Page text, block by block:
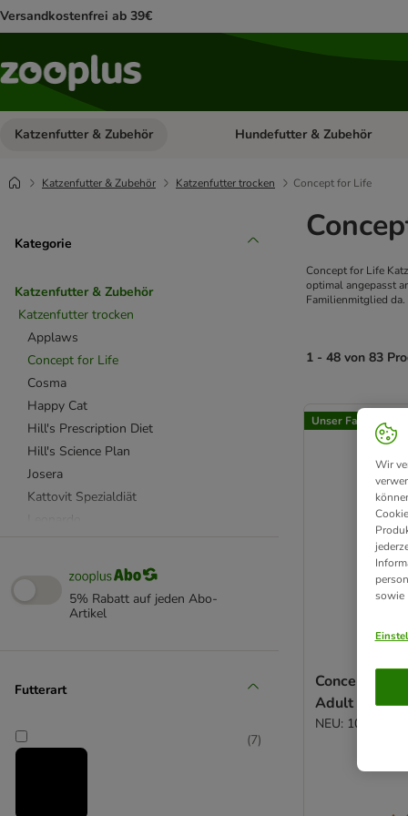
Versandkostenfrei ab 39€
Katzenfutter & Zubehör Kategorie-Menü öffnen:
Hundefutter & Zubehör
Katzenfutter & Zubehör Katzenfutter trocken Concept for Life
Kategorie
Katzenfutter & Zubehör
Katzenfutter trocken
Applaws
Concept for Life
Cosma
Happy Cat
Hill's Prescription Diet
Hill's Science Plan
Josera
Kattovit Spezialdiät
Royal Canin
4Vets
5% Rabatt auf jeden Abo-
Artikel
Futterart
(7)
Concept for Life
optimal angepasst
Familienmitglied
1 - 48 von 83
product items
Unser Favorit
Concept for
Adult
NEU: 10 kg
Wir
sowie